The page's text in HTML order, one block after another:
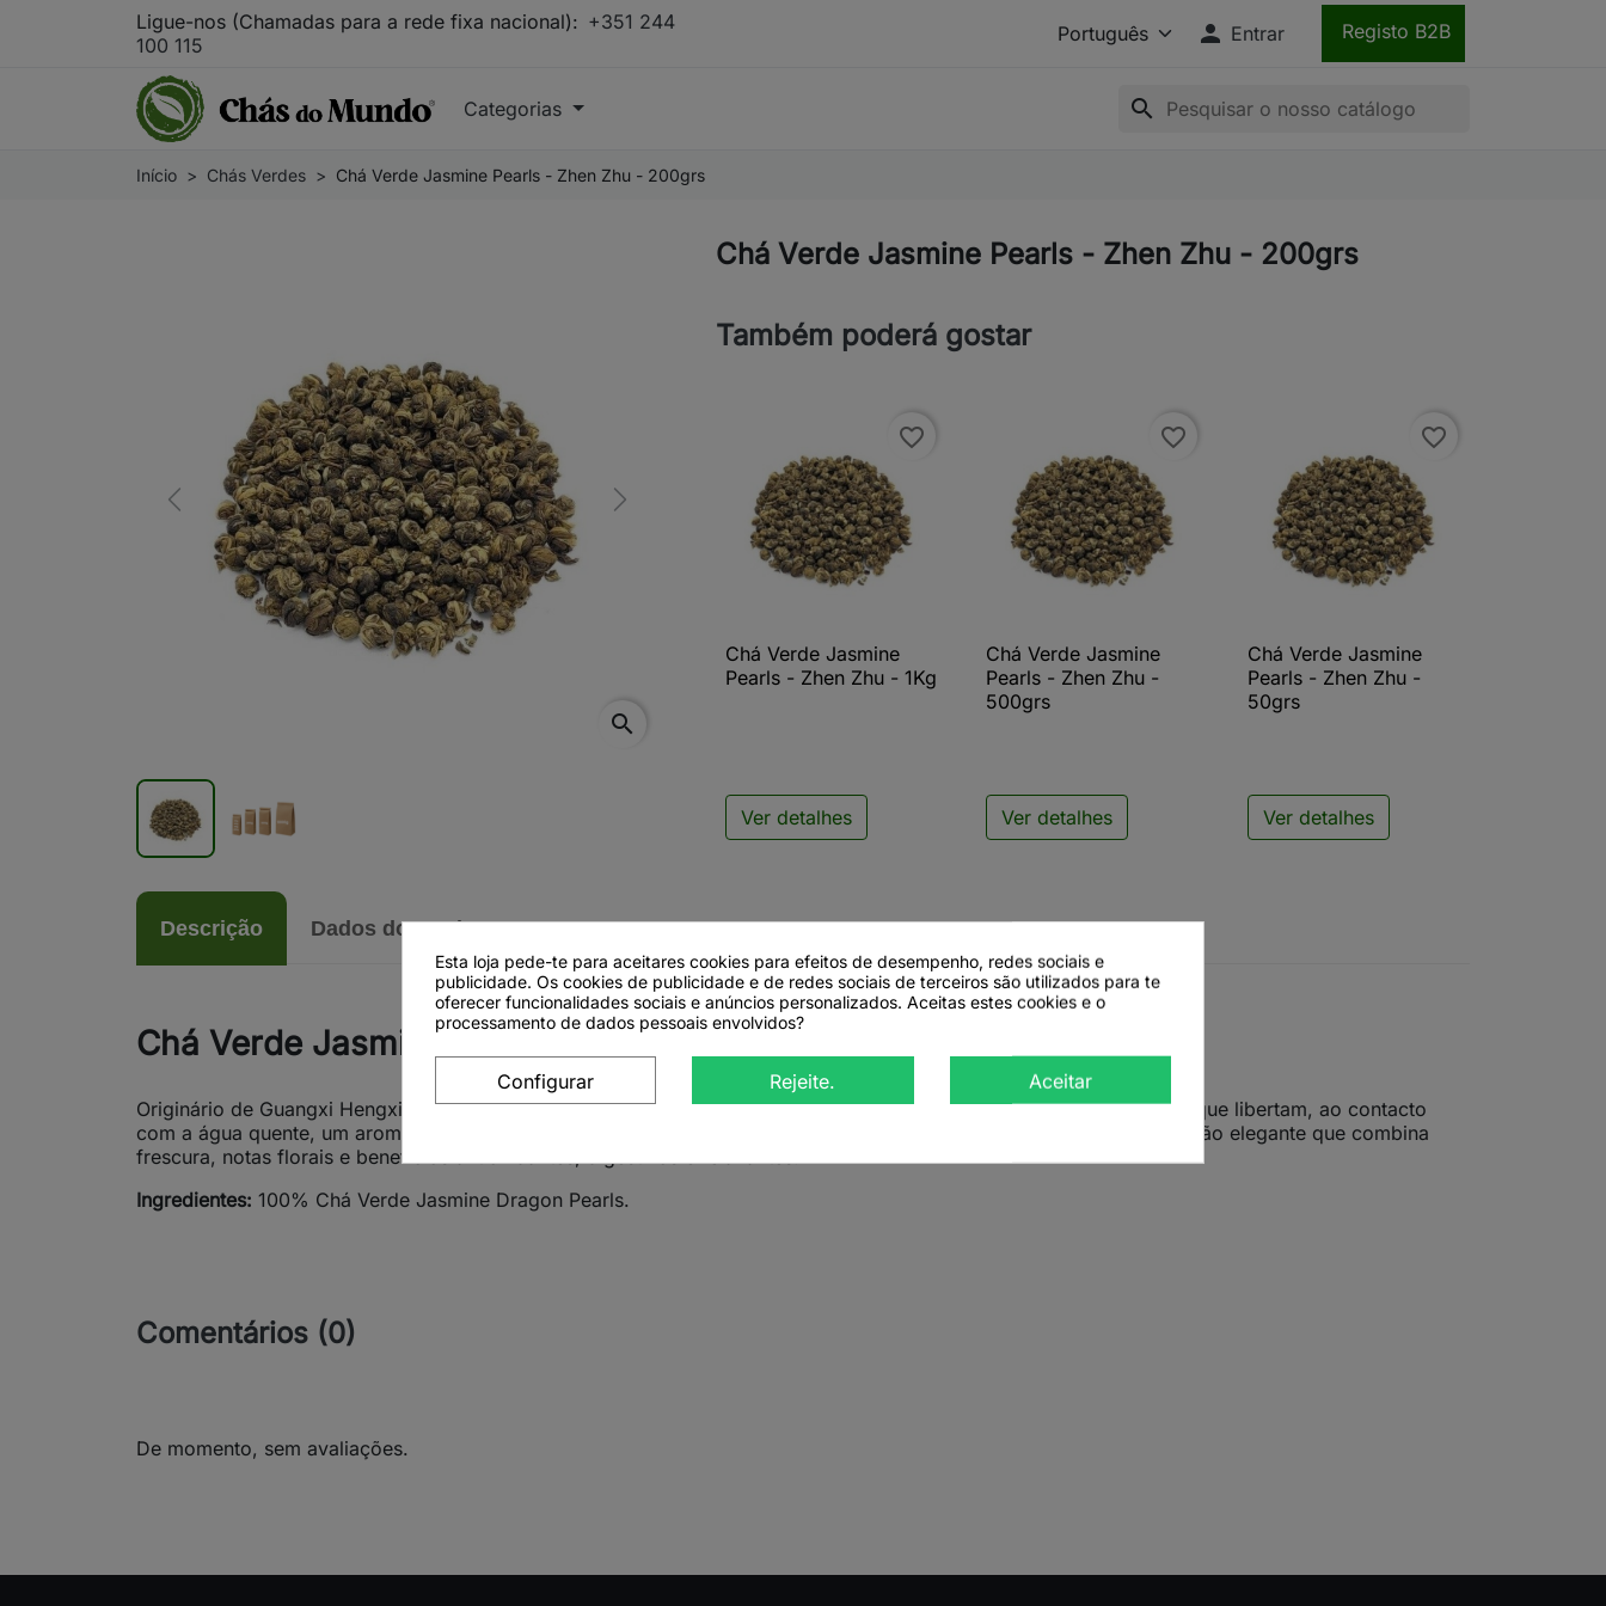
Ligue-nos (Chamadas para a rede fixa nacional): +351 244
100 115
 Entrar Registo B2B
Categorias search
Início Chás Verdes Chá Verde Jasmine Pearls - Zhen Zhu - 200grs
Previous Next
search
Chá Verde Jasmine Pearls - Zhen Zhu - 200grs
Também poderá gostar
favorite_border
 Vista rápida
Chá Verde Jasmine
Pearls - Zhen Zhu - 1Kg
Ver detalhes
favorite_border
 Vista rápida
Chá Verde Jasmine
Pearls - Zhen Zhu -
500grs
Ver detalhes
favorite_border
 Vista rápida
Chá Verde Jasmine
Pearls - Zhen Zhu -
50grs
Ver detalhes
Descrição Dados do produto
Chá Verde Jasmine Dragon Pearls
Originário de Guangxi Hengxian, na China, este chá verde premium é artesanalmente enrolado em pequenas pérolas que libertam, ao contacto
com a água quente, um aroma floral intenso e um sabor delicado. Conhecido como “Pérolas de Jasmim”, é uma infusão elegante que combina
frescura, notas florais e benefícios antioxidantes, digestivos e relaxantes.
Ingredientes: 100% Chá Verde Jasmine Dragon Pearls.
Comentários (0)
De momento, sem avaliações.
Esta loja pede-te para aceitares cookies para efeitos de desempenho, redes sociais e
publicidade. Os cookies de publicidade e de redes sociais de terceiros são utilizados para te
oferecer funcionalidades sociais e anúncios personalizados. Aceitas estes cookies e o
processamento de dados pessoais envolvidos?
Configurar Rejeite. Aceitar